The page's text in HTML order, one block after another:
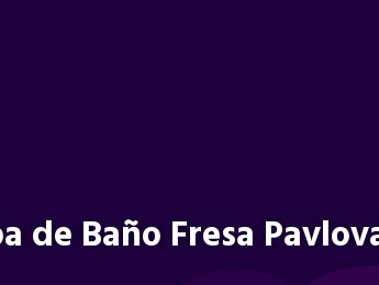
de Baño Fresa